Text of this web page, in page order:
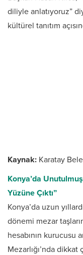
diliyle anlatıyoruz”
kültürel tanıtım
Kaynak: Karatay
Konya’da
Yüzüne Çıktı”
Konya’da uzun
dönemi mezar
hesabının kurucusu
Mezarlığı’nda